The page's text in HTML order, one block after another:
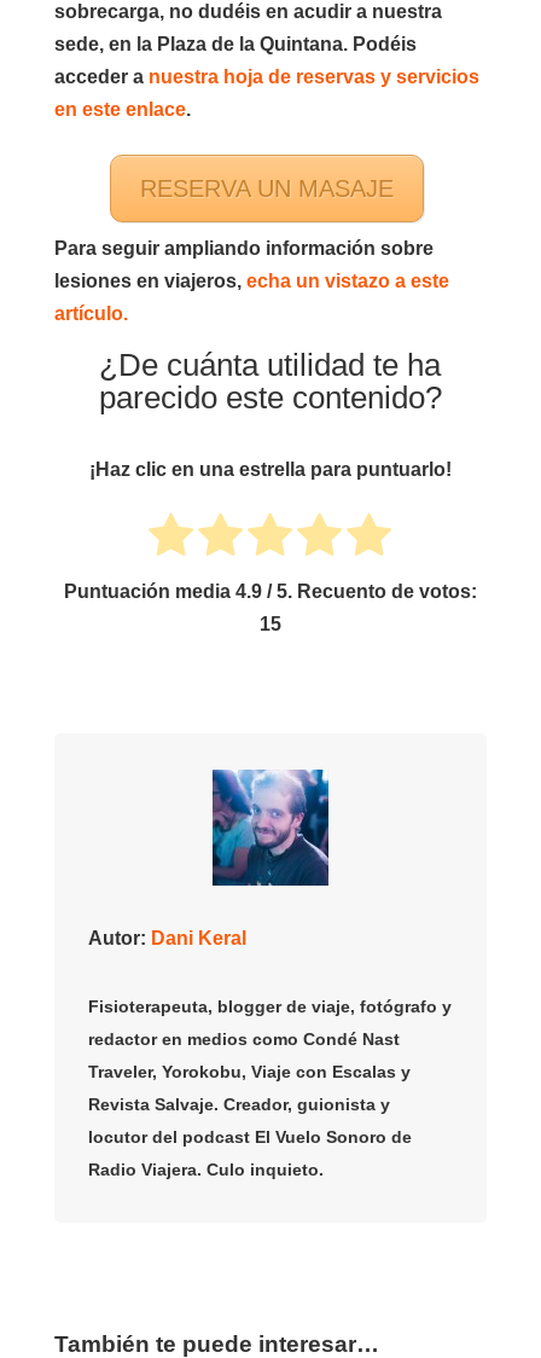
sobrecarga, no dudéis en acudir a nuestra
sede, en la Plaza de la Quintana. Podéis
acceder a nuestra hoja de reservas y servicios
en este enlace.
RESERVA UN MASAJE
Para seguir ampliando información sobre
lesiones en viajeros, echa un vistazo a este
artículo.
¿De cuánta utilidad te ha
parecido este contenido?
¡Haz clic en una estrella para puntuarlo!
Puntuación media 4.9/ 5. Recuento de votos:
15
Autor: Dani Keral
Fisioterapeuta, blogger de viaje, fotógrafo y
redactor en medios como Condé Nast
Traveler, Yorokobu, Viaje con Escalas y
Revista Salvaje. Creador, guionista y
locutor del podcast El Vuelo Sonoro de
Radio Viajera. Culo inquieto.
También te puede interesar…